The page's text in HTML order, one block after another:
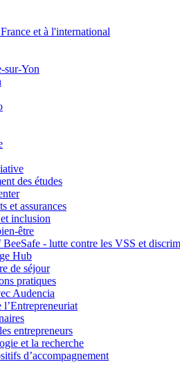
et à l'international
sur-Yon
des études
et assurances
inclusion
être
- lutte contre les VSS et
Hub
de séjour
pratiques
Audencia
l’Entrepreneuriat
entrepreneurs
et la recherche
d’accompagnement